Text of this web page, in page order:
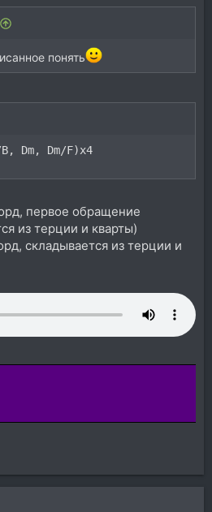
понять
B, Dm, Dm/F)x4
первое обращение
из терции и кварты)
складывается из терции и